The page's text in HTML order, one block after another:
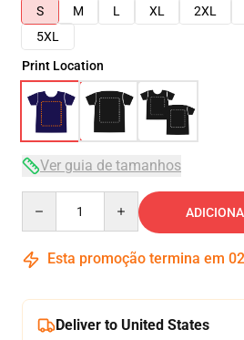
S
M L XL 2XL
5XL
Print Location
Ver guia de tamanhos
Esta promoção termina em 02
Deliver to United States